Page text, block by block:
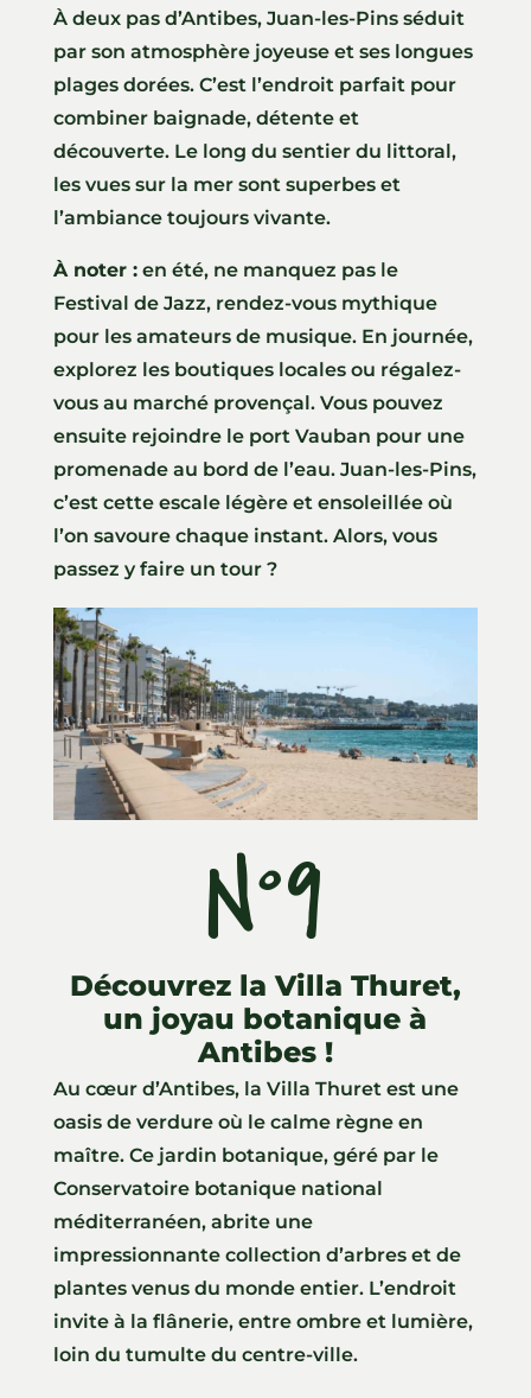
À deux pas d’Antibes, Juan-les-Pins séduit
par son atmosphère joyeuse et ses longues
plages dorées. C’est l’endroit parfait pour
combiner baignade, détente et
découverte. Le long du sentier du littoral,
les vues sur la mer sont superbes et
l’ambiance toujours vivante.
À noter :en été, ne manquez pas le
Festival de Jazz, rendez-vous mythique
pour les amateurs de musique. En journée,
explorez les boutiques locales ou régalez-
vous au marché provençal. Vous pouvez
ensuite rejoindre le port Vauban pour une
promenade au bord de l’eau. Juan-les-Pins,
c’est cette escale légère et ensoleillée où
l’on savoure chaque instant. Alors, vous
passez y faire un tour ?
N°9
Découvrez la Villa Thuret,
un joyau botanique à
Antibes !
Au cœur d’Antibes, la Villa Thuret est une
oasis de verdure où le calme règne en
maître. Ce jardin botanique, géré par le
Conservatoire botanique national
méditerranéen, abrite une
impressionnante collection d’arbres et de
plantes venus du monde entier. L’endroit
invite à la flânerie, entre ombre et lumière,
loin du tumulte du centre-ville.